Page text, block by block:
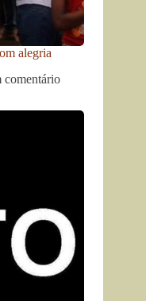
alegria
comentário